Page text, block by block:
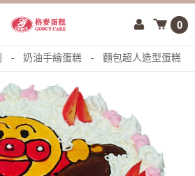
0
- 奶油手繪蛋糕 - 麵包超人造型蛋糕